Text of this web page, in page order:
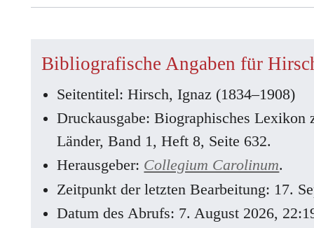
Bibliografische Angaben für
Seitentitel: Hirsch, Ignaz (1834–1908)
Druckausgabe: Biographisches Lexikon
Länder, Band 1, Heft 8, Seite 632.
Herausgeber: Collegium Carolinum.
Zeitpunkt der letzten Bearbeitung: 17.
Datum des Abrufs: 7. August 2026,